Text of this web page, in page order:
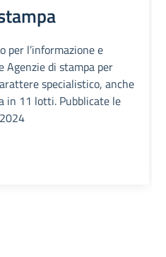
per l’informazione e
Agenzie di stampa per
specialistico, anche
in 11 lotti. Pubblicate le